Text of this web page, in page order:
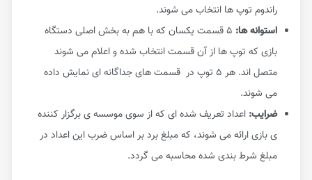
راندوم توپ ها انتخاب می شوند.
استوانه ها: ۵ قسمت یکسان که با هم به بخش اصلی دستگاه
بازی که توپ ها از آن قسمت انتخاب شده و اعلام می شوند
متصل اند. هر ۵ توپ در قسمت های جداگانه ای نمایش داده
می شوند.
ضرایب:اعداد تعریف شده ای که از سوی موسسه ی برگزار کننده
ی بازی ارائه می شوند، که مبلغ برد بر اساس ضرب این اعداد در
مبلغ شرط بندی شده محاسبه می گردد.